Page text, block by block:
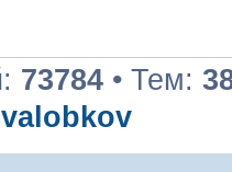
73784 • Тем: